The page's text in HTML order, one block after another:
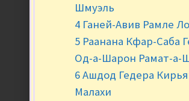
Шмуэль
4 Ганей-Авив Рамле
5 Раанана Кфар-Саба
Од-а-Шарон Рамат-а-
6 Ашдод Гедера
Малахи